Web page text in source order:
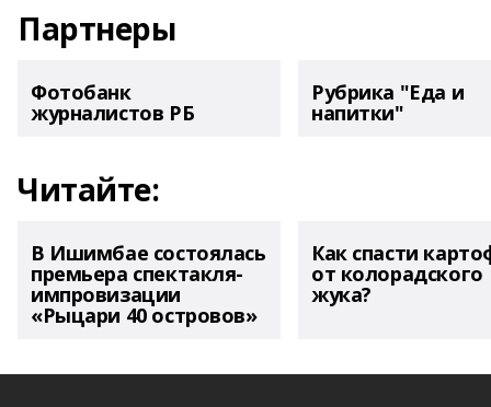
Партнеры
Фотобанк
журналистов РБ
Рубрика "Еда и
напитки"
Читайте:
В Ишимбае состоялась
премьера спектакля-
импровизации
«Рыцари 40 островов»
Как спасти
от колорадского
жука?